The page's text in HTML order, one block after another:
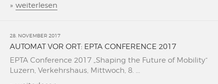
» weiterlesen
28. NOVEMBER 2017
AUTOMAT VOR ORT: EPTA CONFERENCE 2017
EPTA Conference 2017 „Shaping the Future of Mobility“
Luzern, Verkehrshaus, Mittwoch, 8. ...